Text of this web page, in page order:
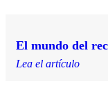
El mundo del
Lea el artículo